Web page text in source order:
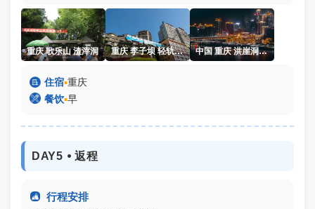
重庆 歌乐山 渣滓洞 重庆 李子坝 轻轨穿楼 中国 重庆 洪崖洞 夜景 航拍
 住宿▪重庆
 餐饮▪早
DAY5 ⦁ 返程
 行程安排